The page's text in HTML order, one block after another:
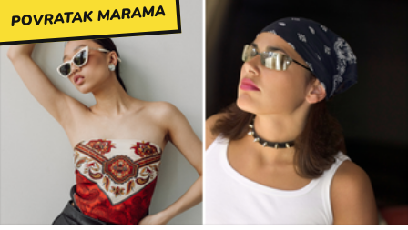
POVRATAK MARAMA